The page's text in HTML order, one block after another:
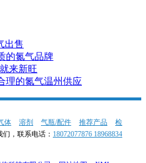
出售
的氮气品牌
来新旺
理的氮气温州供应
体 溶剂 气瓶/配件 推荐产品
检
，联系电话： 18072077876 18968834